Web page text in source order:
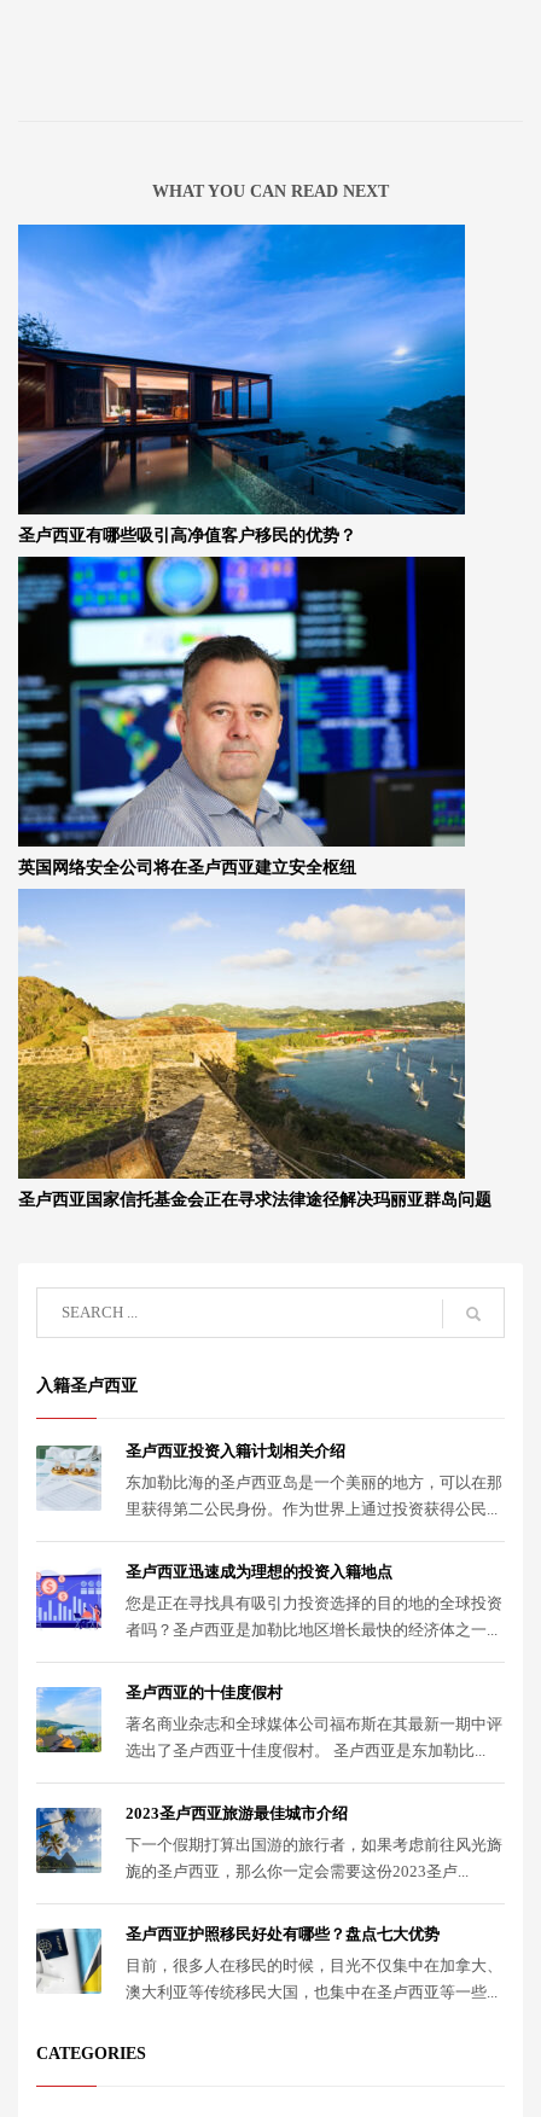
WHAT YOU CAN READ NEXT
圣卢西亚有哪些吸引高净值客户移民的优势？
英国网络安全公司将在圣卢西亚建立安全枢纽
圣卢西亚国家信托基金会正在寻求法律途径解决玛丽亚群岛问题
入籍圣卢西亚
圣卢西亚投资入籍计划相关介绍
东加勒比海的圣卢西亚岛是一个美丽的地方，可以在那
里获得第二公民身份。作为世界上通过投资获得公民...
圣卢西亚迅速成为理想的投资入籍地点
您是正在寻找具有吸引力投资选择的目的地的全球投资
者吗？圣卢西亚是加勒比地区增长最快的经济体之一...
圣卢西亚的十佳度假村
著名商业杂志和全球媒体公司福布斯在其最新一期中评
选出了圣卢西亚十佳度假村。 圣卢西亚是东加勒比...
2023圣卢西亚旅游最佳城市介绍
下一个假期打算出国游的旅行者，如果考虑前往风光旖
旎的圣卢西亚，那么你一定会需要这份2023圣卢...
圣卢西亚护照移民好处有哪些？盘点七大优势
目前，很多人在移民的时候，目光不仅集中在加拿大、
澳大利亚等传统移民大国，也集中在圣卢西亚等一些...
CATEGORIES